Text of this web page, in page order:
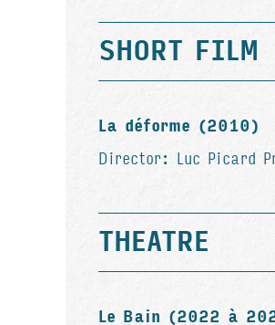
SHORT FILM
La déforme (2010)
Director: Luc Picard
THEATRE
Le Bain (2022 à